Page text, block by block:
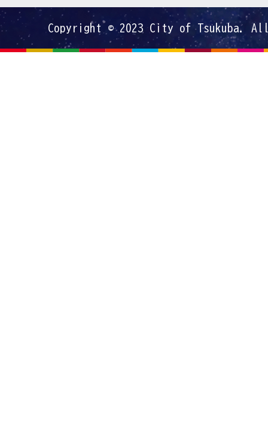
Copyright © 2023 City of Tsukuba.